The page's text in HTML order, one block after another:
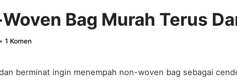
Bag Murah Terus
• 1 Komen
berminat ingin menempah non-woven bag sebagai